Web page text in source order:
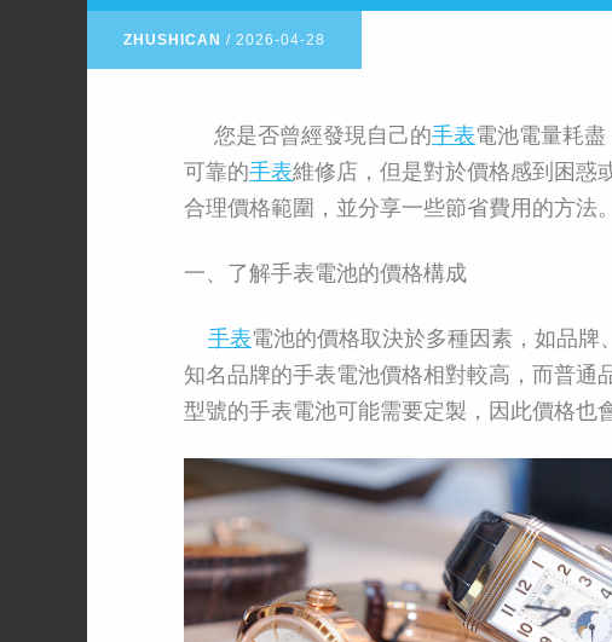
ZHUSHICAN / 2026-04-28
您是否曾經發現自己的手表電池電量耗
可靠的手表維修店，但是對於價格感到困惑
合理價格範圍，並分享一些節省費用的方法。
一、了解手表電池的價格構成
手表電池的價格取決於多種因素，如品牌
知名品牌的手表電池價格相對較高，而普通
型號的手表電池可能需要定製，因此價格也